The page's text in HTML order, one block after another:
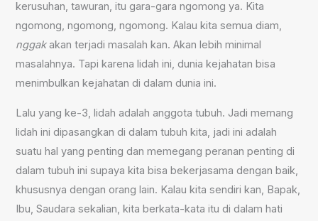
kerusuhan, tawuran, itu gara-gara ngomong ya. Kita
ngomong, ngomong, ngomong. Kalau kita semua diam,
nggakakan terjadi masalah kan. Akan lebih minimal
masalahnya. Tapi karena lidah ini, dunia kejahatan bisa
menimbulkan kejahatan di dalam dunia ini.
Lalu yang ke-3, lidah adalah anggota tubuh. Jadi memang
lidah ini dipasangkan di dalam tubuh kita, jadi ini adalah
suatu hal yang penting dan memegang peranan penting di
dalam tubuh ini supaya kita bisa bekerjasama dengan baik,
khususnya dengan orang lain. Kalau kita sendiri kan, Bapak,
Ibu, Saudara sekalian, kita berkata-kata itu di dalam hati